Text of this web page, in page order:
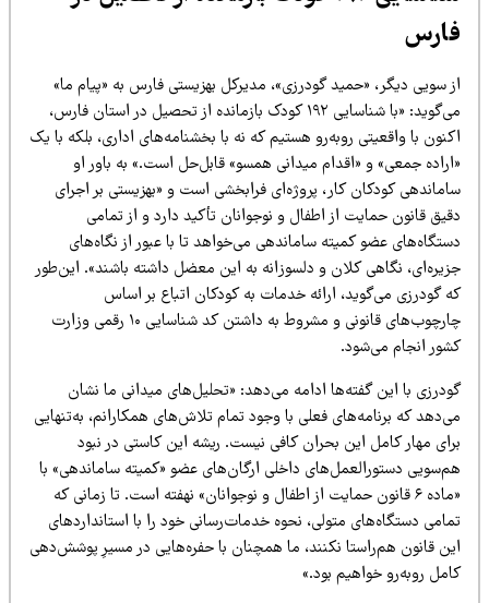
سویی دیگر، «حمید گودرزی»، مدیرکل بهزیستی فارس به «پیام ما»
می‌گوید: «با شناسایی ۱۹۲ کودک بازمانده از تحصیل در استان فارس،
با واقعیتی روبه‌رو هستیم که نه با بخشنامه‌های اداری، بلکه با یک
جمعی» و «اقدام میدانی همسو» قابل‌حل است.» به باور او
کودکان کار، پروژه‌ای فرابخشی است و «بهزیستی بر اجرای
قانون حمایت از اطفال و نوجوانان تأکید دارد و از تمامی
عضو کمیته ساماندهی می‌خواهد تا با عبور از نگاه‌های
نگاهی کلان و دلسوزانه به این معضل داشته باشند». این‌طور
گودرزی می‌گوید، ارائه خدمات به کودکان اتباع بر اساس
چارچوب‌های قانونی و مشروط به داشتن کد شناسایی ۱۰ رقمی وزارت
انجام می‌شود.
با این گفته‌ها ادامه می‌دهد: «تحلیل‌های میدانی ما نشان
که برنامه‌های فعلی با وجود تمام تلاش‌های همکارانم، به‌تنهایی
مهار کامل این بحران کافی نیست. ریشه این کاستی در نبود
دستورالعمل‌های داخلی ارگان‌های عضو «کمیته ساماندهی» با
«ماده ۶ قانون حمایت از اطفال و نوجوانان» نهفته است. تا زمانی که
دستگاه‌های متولی، نحوه خدمات‌رسانی خود را با استانداردهای
قانون هم‌راستا نکنند، ما همچنان با حفره‌هایی در مسیرِ پوشش‌دهی
روبه‌رو خواهیم بود.»